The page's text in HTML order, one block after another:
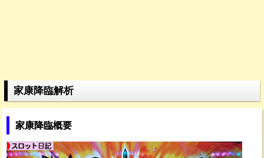
家康降臨解析
家康降臨概要